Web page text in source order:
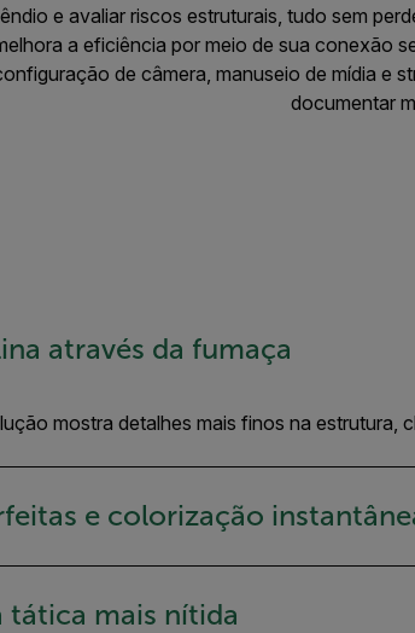
e avaliar riscos estruturais, tudo sem
a eficiência por meio de sua conexão
de câmera, manuseio de mídia e
documentar
através da fumaça
mostra detalhes mais finos na estrutura,
e colorização
tática mais nítida